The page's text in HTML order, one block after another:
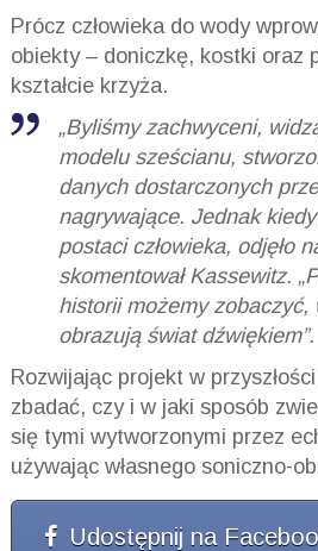
Prócz człowieka do wody
obiekty – doniczkę, kostki oraz
kształcie krzyża.
„Byliśmy zachwyceni,
modelu sześcianu,
danych dostarczonych
nagrywające. Jednak
postaci człowieka, odjęło
skomentował Kassewitz.
historii możemy zobaczyć,
obrazują świat dźwiękiem”.
Rozwijając projekt w
zbadać, czy i w jaki sposób
się tymi wytworzonymi przez
używając własnego soniczno-
Udostępnij na